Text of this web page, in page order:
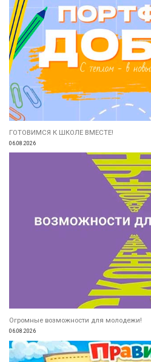
ГОТОВИМСЯ К ШКОЛЕ ВМЕСТЕ!
06.08.2026
Огромные возможности для молодежи!
06.08.2026